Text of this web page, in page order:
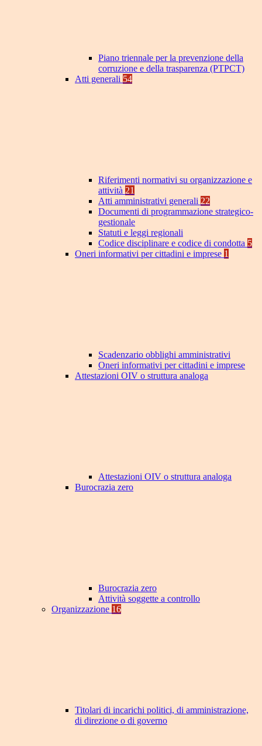
Piano triennale per la prevenzione della
corruzione e della trasparenza (PTPCT)
Atti generali 54
Riferimenti normativi su organizzazione e
attività 21
Atti amministrativi generali 22
Documenti di programmazione strategico-
gestionale
Statuti e leggi regionali
Codice disciplinare e codice di condotta 5
Oneri informativi per cittadini e imprese 1
Scadenzario obblighi amministrativi
Oneri informativi per cittadini e imprese
Attestazioni OIV o struttura analoga
Attestazioni OIV o struttura analoga
Burocrazia zero
Burocrazia zero
Attività soggette a controllo
Organizzazione 16
Titolari di incarichi politici, di amministrazione,
di direzione o di governo